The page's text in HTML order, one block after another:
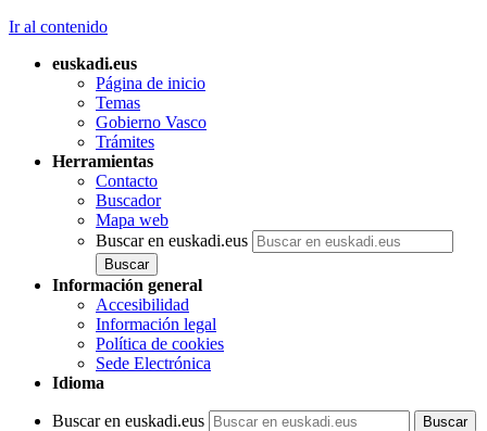
Ir al contenido
euskadi.eus
Página de inicio
Temas
Gobierno Vasco
Trámites
Herramientas
Contacto
Buscador
Mapa web
Buscar en euskadi.eus
Información general
Accesibilidad
Información legal
Política de cookies
Sede Electrónica
Idioma
Buscar en euskadi.eus